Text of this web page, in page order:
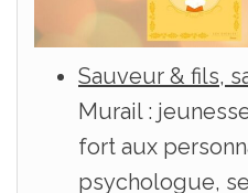
Sauveur & fils,
Murail :
fort aux
psychologue,